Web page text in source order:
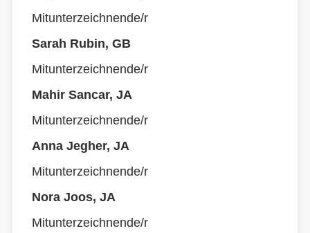
Mitunterzeichnende/r
Sarah Rubin, GB
Mitunterzeichnende/r
Mahir Sancar, JA
Mitunterzeichnende/r
Anna Jegher, JA
Mitunterzeichnende/r
Nora Joos, JA
Mitunterzeichnende/r